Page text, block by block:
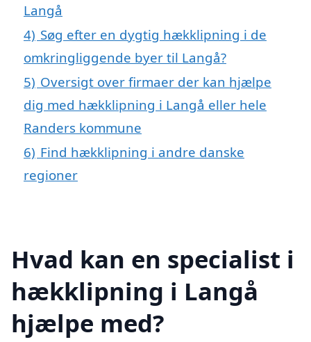
Langå
4) Søg efter en dygtig hækklipning i de
omkringliggende byer til Langå?
5) Oversigt over firmaer der kan hjælpe
dig med hækklipning i Langå eller hele
Randers kommune
6) Find hækklipning i andre danske
regioner
Hvad kan en specialist i
hækklipning i Langå
hjælpe med?